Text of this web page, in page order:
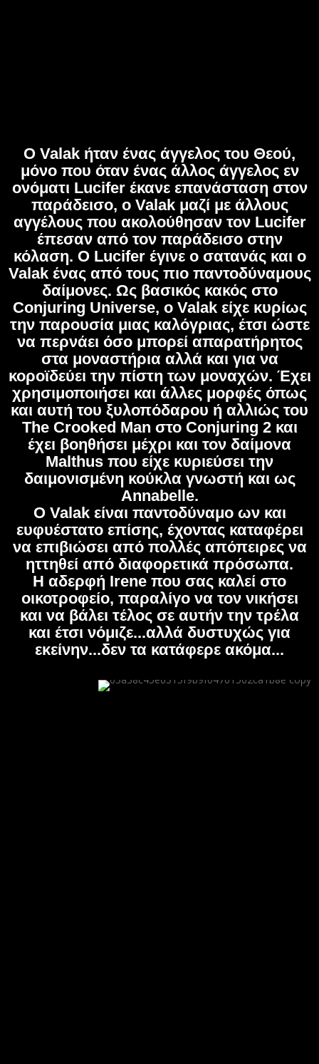
Ο Valak ήταν ένας άγγελος του Θεού,
μόνο που όταν ένας άλλος άγγελος εν
ονόματι Lucifer έκανε επανάσταση στον
παράδεισο, ο Valak μαζί με άλλους
αγγέλους που ακολούθησαν τον Lucifer
έπεσαν από τον παράδεισο στην
κόλαση. Ο Lucifer έγινε ο σατανάς και ο
Valak ένας από τους πιο παντοδύναμους
δαίμονες. Ως βασικός κακός στο
Conjuring Universe, ο Valak είχε κυρίως
την παρουσία μιας καλόγριας, έτσι ώστε
να περνάει όσο μπορεί απαρατήρητος
στα μοναστήρια αλλά και για να
κοροϊδεύει την πίστη των μοναχών. Έχει
χρησιμοποιήσει και άλλες μορφές όπως
και αυτή του ξυλοπόδαρου ή αλλιώς του
The Crooked Man στο Conjuring 2 και
έχει βοηθήσει μέχρι και τον δαίμονα
Malthus που είχε κυριεύσει την
δαιμονισμένη κούκλα γνωστή και ως
Annabelle.
Ο Valak είναι παντοδύναμο ων και
ευφυέστατο επίσης, έχοντας καταφέρει
να επιβιώσει από πολλές απόπειρες να
ηττηθεί από διαφορετικά πρόσωπα.
Η αδερφή Irene που σας καλεί στο
οικοτροφείο, παραλίγο να τον νικήσει
και να βάλει τέλος σε αυτήν την τρέλα
και έτσι νόμιζε...αλλά δυστυχώς για
εκείνην...δεν τα κατάφερε ακόμα...